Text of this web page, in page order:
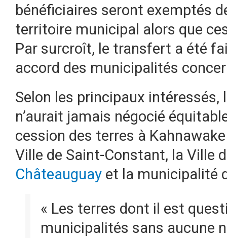
bénéficiaires seront exemptés
territoire municipal alors que
Par surcroît, le transfert a été
accord des municipalités
Selon les principaux intéressés,
n’aurait jamais négocié
cession des terres à
Ville de Saint-Constant, la Ville
Châteauguay et la municipalité
« Les terres dont il est
municipalités sans aucune